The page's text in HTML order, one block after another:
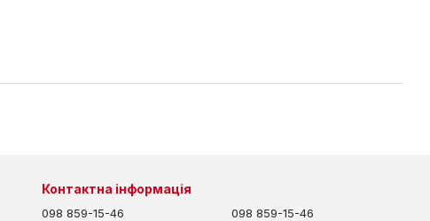
Контактна інформація
098 859-15-46 098 859-15-46